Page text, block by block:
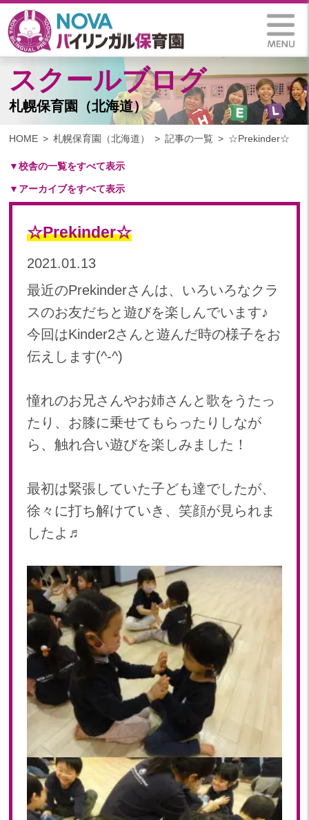
スクールブログ
札幌保育園（北海道）
HOME 札幌保育園（北海道） 記事の一覧 ☆Prekinder☆
▼校舎の一覧をすべて表示
札幌保育園（北海道）
仙台八木山保育園（宮城県）
仙台富沢保育園（宮城県）
つくば西平塚保育園(茨城県)
札幌東雁来保育園(北海道)
塩竃後楽町保育園(宮城県)
▼アーカイブをすべて表示
2025年 03月(1)
2024年 10月(21)
2024年 09月(19)
2024年 08月(21)
2024年 07月(22)
2024年 06月(20)
2024年 04月(21)
2024年 03月(20)
2024年 01月(20)
2023年 12月(20)
2023年 11月(20)
2023年 10月(21)
2023年 08月(21)
2023年 07月(20)
2023年 06月(22)
2023年 05月(20)
2023年 04月(20)
2023年 03月(22)
2023年 02月(19)
2023年 01月(19)
2022年 12月(20)
2022年 11月(20)
2022年 10月(20)
2022年 09月(20)
☆Prekinder☆
2021.01.13
最近のPrekinderさんは、いろいろなクラ
スのお友だちと遊びを楽しんでいます♪
今回はKinder2さんと遊んだ時の様子をお
伝えします(^-^)
憧れのお兄さんやお姉さんと歌をうたっ
たり、お膝に乗せてもらったりしなが
ら、触れ合い遊びを楽しみました！
最初は緊張していた子ども達でしたが、
徐々に打ち解けていき、笑顔が見られま
したよ♬